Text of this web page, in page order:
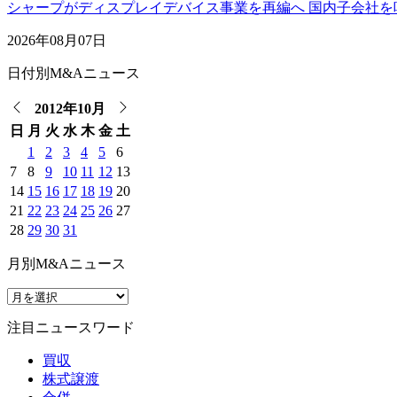
シャープがディスプレイデバイス事業を再編へ 国内子会社
2026年08月07日
日付別M&Aニュース
2012年10月
日
月 火 水 木 金 土
1
2 3 4 5
6
7
8 9 10 11 12 13
14 15 16 17 18 19 20
21 22 23 24 25 26 27
28 29 30 31
月別M&Aニュース
注目ニュースワード
買収
株式譲渡